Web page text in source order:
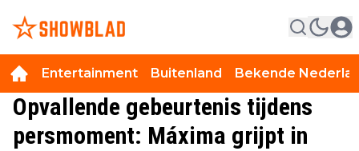
Entertainment Buitenland Bekende
Opvallende gebeurtenis tijdens
persmoment: Máxima grijpt in